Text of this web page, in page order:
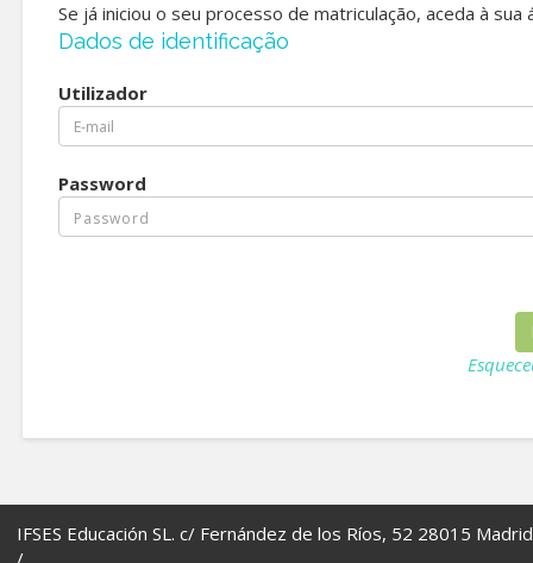
Se já iniciou o seu processo de matriculação, aceda à
Dados de identificação
Utilizador
Password
IFSES Educación SL. c/ Fernández de los Ríos, 52 28015